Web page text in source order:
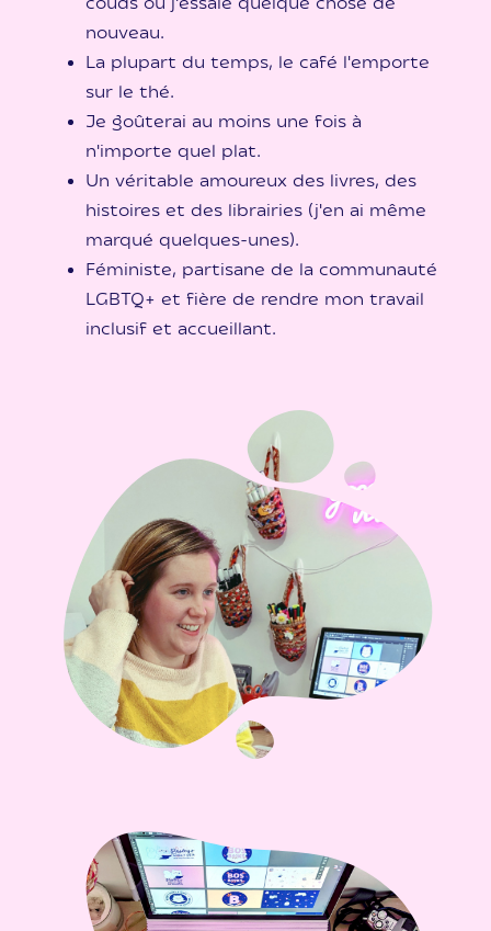
nouveau.
La plupart du temps, le café l'emporte
sur le thé.
Je goûterai au moins une fois à
n'importe quel plat.
Un véritable amoureux des livres, des
histoires et des librairies (j'en ai même
marqué quelques-unes).
Féministe, partisane de la communauté
LGBTQ+ et fière de rendre mon travail
inclusif et accueillant.